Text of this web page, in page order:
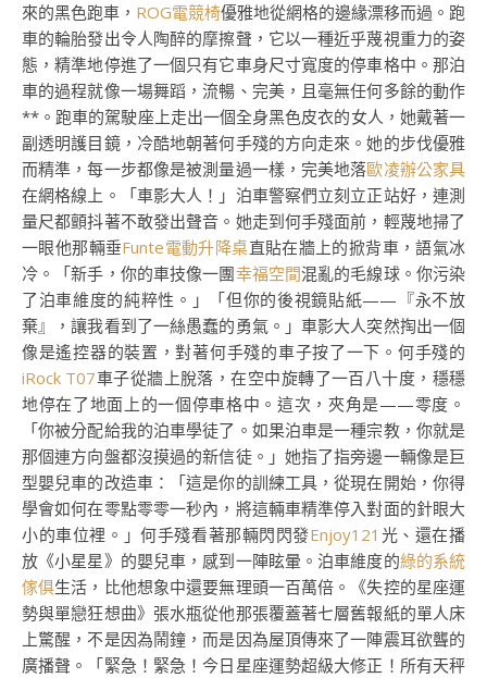
來的黑色跑車， ROG電競椅優雅地從網格的邊緣漂移而過。跑
車的輪胎發出令人陶醉的摩擦聲，它以一種近乎蔑視重力的姿
態，精準地停進了一個只有它車身尺寸寬度的停車格中。那泊
車的過程就像一場舞蹈，流暢、完美，且毫無任何多餘的動作
**。跑車的駕駛座上走出一個全身黑色皮衣的女人，她戴著一
副透明護目鏡，冷酷地朝著何手殘的方向走來。她的步伐優雅
而精準，每一步都像是被測量過一樣，完美地落歐凌辦公家具
在網格線上。「車影大人！」泊車警察們立刻立正站好，連測
量尺都顫抖著不敢發出聲音。她走到何手殘面前，輕蔑地掃了
一眼他那輛垂Funte電動升降桌直貼在牆上的掀背車，語氣冰
冷。「新手，你的車技像一團幸福空間混亂的毛線球。你污染
了泊車維度的純粹性。」「但你的後視鏡貼紙——『永不放
棄』，讓我看到了一絲愚蠢的勇氣。」車影大人突然掏出一個
像是遙控器的裝置，對著何手殘的車子按了一下。何手殘的
iRock T07車子從牆上脫落，在空中旋轉了一百八十度，穩穩
地停在了地面上的一個停車格中。這次，夾角是——零度。
「你被分配給我的泊車學徒了。如果泊車是一種宗教，你就是
那個連方向盤都沒摸過的新信徒。」她指了指旁邊一輛像是巨
型嬰兒車的改造車：「這是你的訓練工具，從現在開始，你得
學會如何在零點零零一秒內，將這輛車精準停入對面的針眼大
小的車位裡。」何手殘看著那輛閃閃發Enjoy121 光、還在播
放《小星星》的嬰兒車，感到一陣眩暈。泊車維度的綠的系統
傢俱生活，比他想象中還要無理頭一百萬倍。《失控的星座運
勢與單戀狂想曲》張水瓶從他那張覆蓋著七層舊報紙的單人床
上驚醒，不是因為鬧鐘，而是因為屋頂傳來了一陣震耳欲聾的
廣播聲。「緊急！緊急！今日星座運勢超級大修正！所有天秤